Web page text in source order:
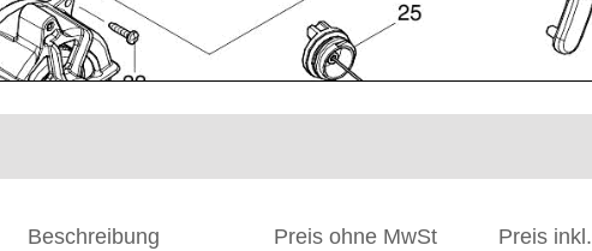
Beschreibung Preis ohne MwSt Preis